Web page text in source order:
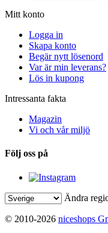
Mitt konto
Logga in
Skapa konto
Begär nytt lösenord
Var är min leverans?
Lös in kupong
Intressanta fakta
Magazin
Vi och vår miljö
Följ oss på
Ändra
© 2010-2026 niceshops